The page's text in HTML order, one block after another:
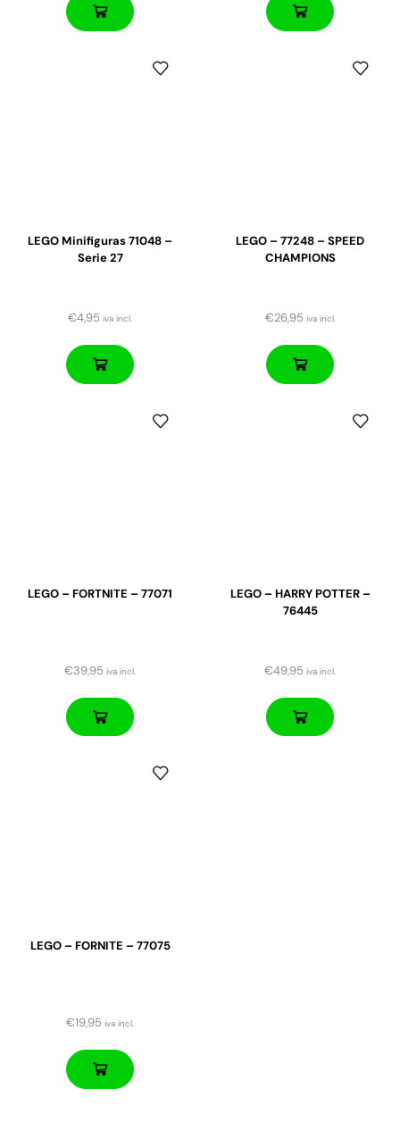
LEGO Minifiguras 71048 –
Serie 27
€4,95 iva incl.
LEGO – 77248 – SPEED
CHAMPIONS
€26,95 iva incl.
LEGO – FORTNITE – 77071
€39,95 iva incl.
LEGO – HARRY POTTER –
76445
€49,95 iva incl.
LEGO – FORNITE – 77075
€19,95 iva incl.